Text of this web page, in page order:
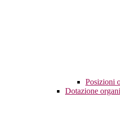
Posizioni
Dotazione